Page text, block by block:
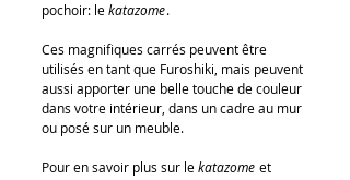
pochoir: lekatazome.
Ces magnifiques carrés peuvent être
utilisés en tant que Furoshiki, mais peuvent
aussi apporter une belle touche de couleur
dans votre intérieur, dans un cadre au mur
ou posé sur un meuble.
Pour en savoir plus sur lekatazome et